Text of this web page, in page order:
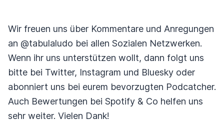
Wir freuen uns über Kommentare und Anregungen
an @tabulaludo bei allen Sozialen Netzwerken.
Wenn ihr uns unterstützen wollt, dann folgt uns
bitte bei Twitter, Instagram und Bluesky oder
abonniert uns bei eurem bevorzugten Podcatcher.
Auch Bewertungen bei Spotify & Co helfen uns
sehr weiter. Vielen Dank!